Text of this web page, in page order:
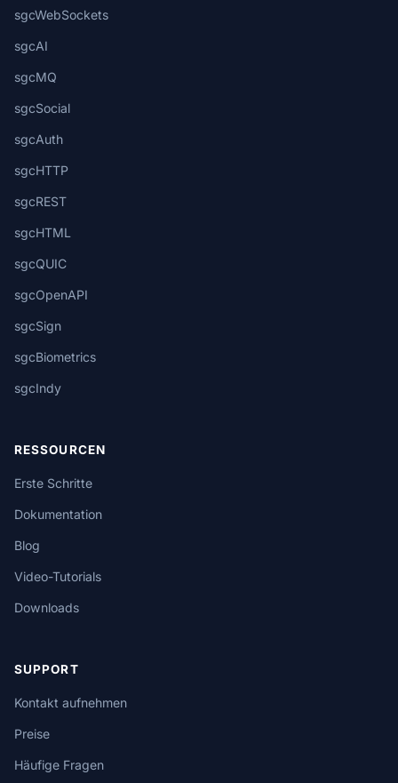
sgcWebSockets
sgcAI
sgcMQ
sgcSocial
sgcAuth
sgcHTTP
sgcREST
sgcHTML
sgcQUIC
sgcOpenAPI
sgcSign
sgcBiometrics
sgcIndy
RESSOURCEN
Erste Schritte
Dokumentation
Blog
Video-Tutorials
Downloads
SUPPORT
Kontakt aufnehmen
Preise
Häufige Fragen